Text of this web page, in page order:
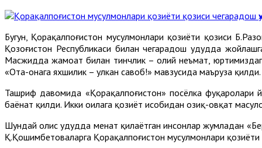
Бугун, Қорақалпоғистон мусулмонлари қозиёти қозиси
Қозоғистон Республикаси билан чегарадош ҳудудда
Масжидда жамоат билан тинчлик – олий неъмат,
«Ота-онага яхшилик – улкан савоб!» мавзусида маъруза қилди.
Ташриф давомида «Қорақалпоғистон» посёлка фуқаролари
баёнат қилди. Икки оилага қозиёт ҳисобидан озиқ-овқат
Шундай олис ҳудудда меҳнат қилаётган инсонлар жумладан
Қ.Қошимбетоваларга Қорақалпоғистон мусулмонлари